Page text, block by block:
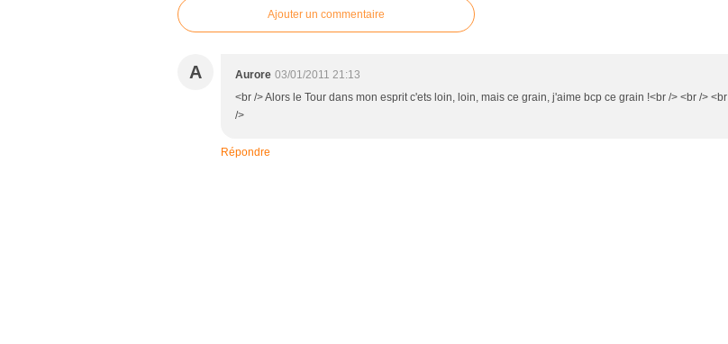
Ajouter un commentaire
A Aurore 03/01/2011 21:13
<br /> Alors le Tour dans mon esprit c'ets loin, loin, mais ce grain, j'aime bcp ce grain !<br /> <br /> <br
/>
Répondre